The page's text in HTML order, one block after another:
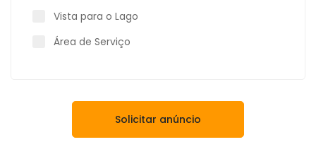
Vista para o Lago
Área de Serviço
Solicitar anúncio